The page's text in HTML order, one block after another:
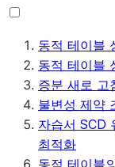
동적 테이블
동적 테이블
증분 새로 고
불변성 제약
자습서 SCD
최적화
동적 테이블